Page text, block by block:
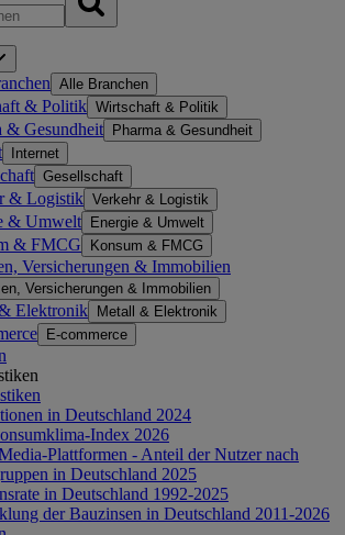
Alle Branchen
& Politik Wirtschaft & Politik
& Gesundheit Pharma & Gesundheit
Internet
Gesellschaft
& Logistik Verkehr & Logistik
& Umwelt Energie & Umwelt
& FMCG Konsum & FMCG
Versicherungen & Immobilien
Versicherungen & Immobilien
Elektronik Metall & Elektronik
E-commerce
in Deutschland 2024
Index 2026
Plattformen - Anteil der Nutzer nach
in Deutschland 2025
in Deutschland 1992-2025
der Bauzinsen in Deutschland 2011-2026